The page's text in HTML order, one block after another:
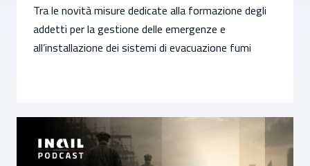
Tra le novità misure dedicate alla formazione degli
addetti per la gestione delle emergenze e
all’installazione dei sistemi di evacuazione fumi